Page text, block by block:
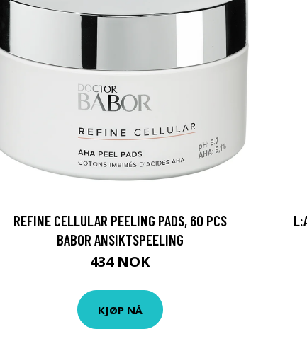
REFINE CELLULAR PEELING PADS, 60 PCS
BABOR ANSIKTSPEELING
434 NOK
KJØP NÅ